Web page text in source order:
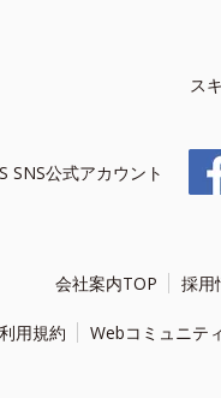
ス
SNS公式アカウント
会社案内TOP 採用
用規約 Webコミュニテ